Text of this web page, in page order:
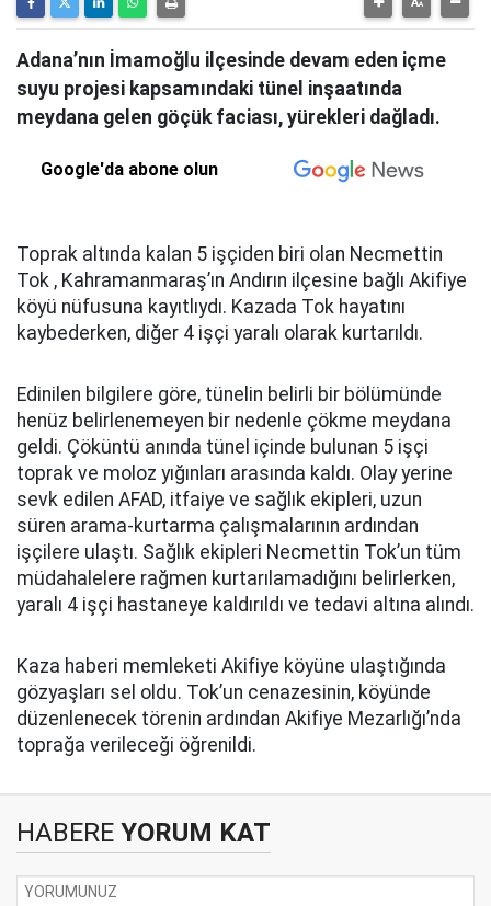
Adana’nın İmamoğlu ilçesinde devam eden içme
suyu projesi kapsamındaki tünel inşaatında
meydana gelen göçük faciası, yürekleri dağladı.
Google'da abone olun
Toprak altında kalan 5 işçiden biri olan Necmettin
Tok , Kahramanmaraş’ın Andırın ilçesine bağlı Akifiye
köyü nüfusuna kayıtlıydı. Kazada Tok hayatını
kaybederken, diğer 4 işçi yaralı olarak kurtarıldı.
Edinilen bilgilere göre, tünelin belirli bir bölümünde
henüz belirlenemeyen bir nedenle çökme meydana
geldi. Çöküntü anında tünel içinde bulunan 5 işçi
toprak ve moloz yığınları arasında kaldı. Olay yerine
sevk edilen AFAD, itfaiye ve sağlık ekipleri, uzun
süren arama-kurtarma çalışmalarının ardından
işçilere ulaştı. Sağlık ekipleri Necmettin Tok’un tüm
müdahalelere rağmen kurtarılamadığını belirlerken,
yaralı 4 işçi hastaneye kaldırıldı ve tedavi altına alındı.
Kaza haberi memleketi Akifiye köyüne ulaştığında
gözyaşları sel oldu. Tok’un cenazesinin, köyünde
düzenlenecek törenin ardından Akifiye Mezarlığı’nda
toprağa verileceği öğrenildi.
HABERE YORUM KAT